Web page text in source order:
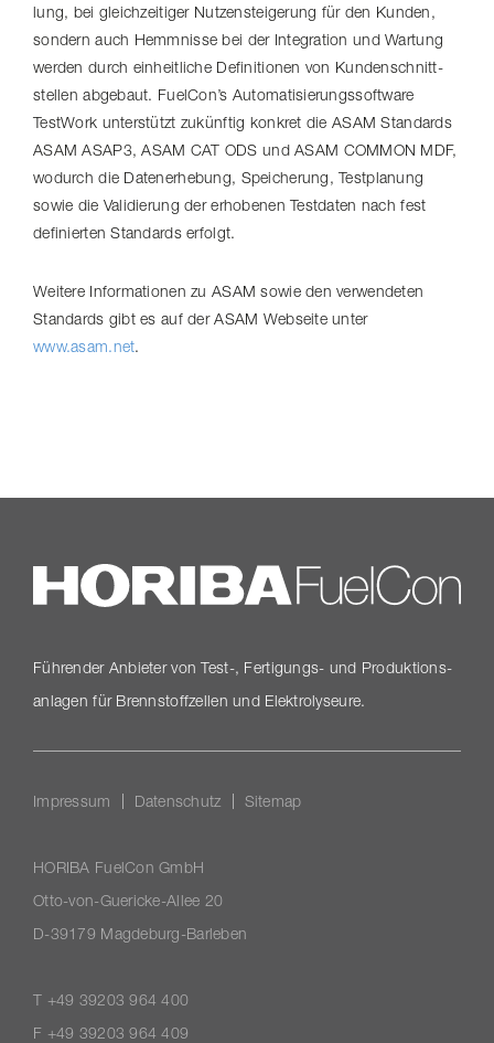
lung, bei gleichzeitiger Nutzen­stei­ge­rung für den Kunden,
sondern auch Hemmnisse bei der Integration und Wartung
werden durch einheitliche Definitionen von Kunden­schnitt­
stellen abgebaut. FuelCon’s Auto­ma­ti­sie­rungs­soft­ware
TestWork unterstützt zukünftig konkret die ASAM Standards
ASAM ASAP3, ASAM CAT ODS und ASAM COMMON MDF,
wodurch die Datenerhebung, Speicherung, Testplanung
sowie die Validierung der erhobenen Testdaten nach fest
definierten Standards erfolgt.
Weitere Informationen zu ASAM sowie den verwendeten
Standards gibt es auf der ASAM Webseite unter
www.asam.net.
Führender Anbieter von Test-, Fertigungs- und Produk­ti­ons­
an­lagen für Brenn­stoff­zellen und Elektrolyseure.
Impressum Datenschutz Sitemap
HORIBA FuelCon GmbH
Otto-​von-Guericke-Allee 20
D-39179 Magdeburg-​Barleben
T +49 39203 964 400
F +49 39203 964 409